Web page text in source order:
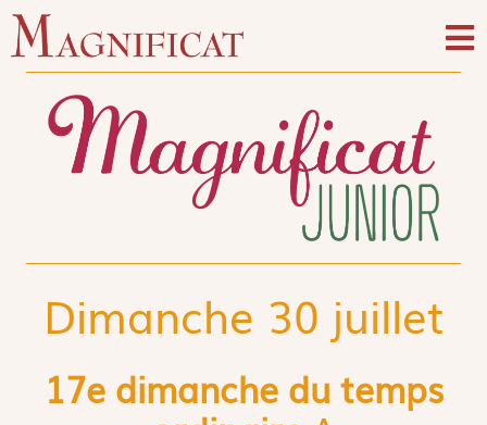
Dimanche 30 juillet
17e dimanche du temps